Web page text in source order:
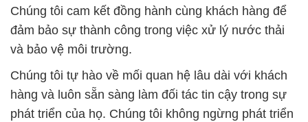
Chúng tôi cam kết đồng hành cùng khách hàng để
đảm bảo sự thành công trong việc xử lý nước thải
và bảo vệ môi trường.
Chúng tôi tự hào về mối quan hệ lâu dài với khách
hàng và luôn sẵn sàng làm đối tác tin cậy trong sự
phát triển của họ. Chúng tôi không ngừng phát triển